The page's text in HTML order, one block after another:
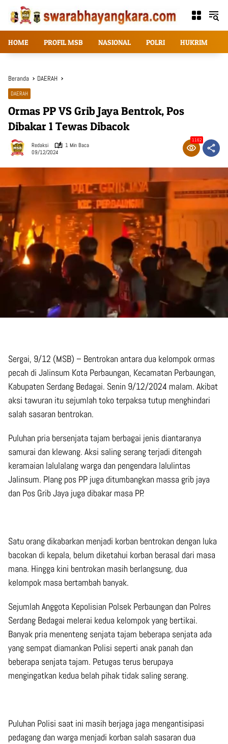
Langsung
konten
HOME PROFIL MSB NASIONAL POLRI HUKRIM
Beranda DAERAH
DAERAH
Ormas PP VS Grib Jaya Bentrok, Pos
Dibakar 1 Tewas Dibacok
Redaksi
1 Min Baca
09/12/2024
1162
Sergai, 9/12 (MSB) – Bentrokan antara dua kelompok ormas
pecah di Jalinsum Kota Perbaungan, Kecamatan Perbaungan,
Kabupaten Serdang Bedagai. Senin 9/12/2024 malam. Akibat
aksi tawuran itu sejumlah toko terpaksa tutup menghindari
salah sasaran bentrokan.
Puluhan pria bersenjata tajam berbagai jenis diantaranya
samurai dan klewang. Aksi saling serang terjadi ditengah
keramaian lalulalang warga dan pengendara lalulintas
Jalinsum. Plang pos PP juga ditumbangkan massa grib jaya
dan Pos Grib Jaya juga dibakar masa PP.
Satu orang dikabarkan menjadi korban bentrokan dengan luka
bacokan di kepala, belum diketahui korban berasal dari masa
mana. Hingga kini bentrokan masih berlangsung, dua
kelompok masa bertambah banyak.
Sejumlah Anggota Kepolisian Polsek Perbaungan dan Polres
Serdang Bedagai melerai kedua kelompok yang bertikai.
Banyak pria menenteng senjata tajam beberapa senjata ada
yang sempat diamankan Polisi seperti anak panah dan
beberapa senjata tajam. Petugas terus berupaya
mengingatkan kedua belah pihak tidak saling serang.
Puluhan Polisi saat ini masih berjaga jaga mengantisipasi
pedagang dan warga menjadi korban salah sasaran dua